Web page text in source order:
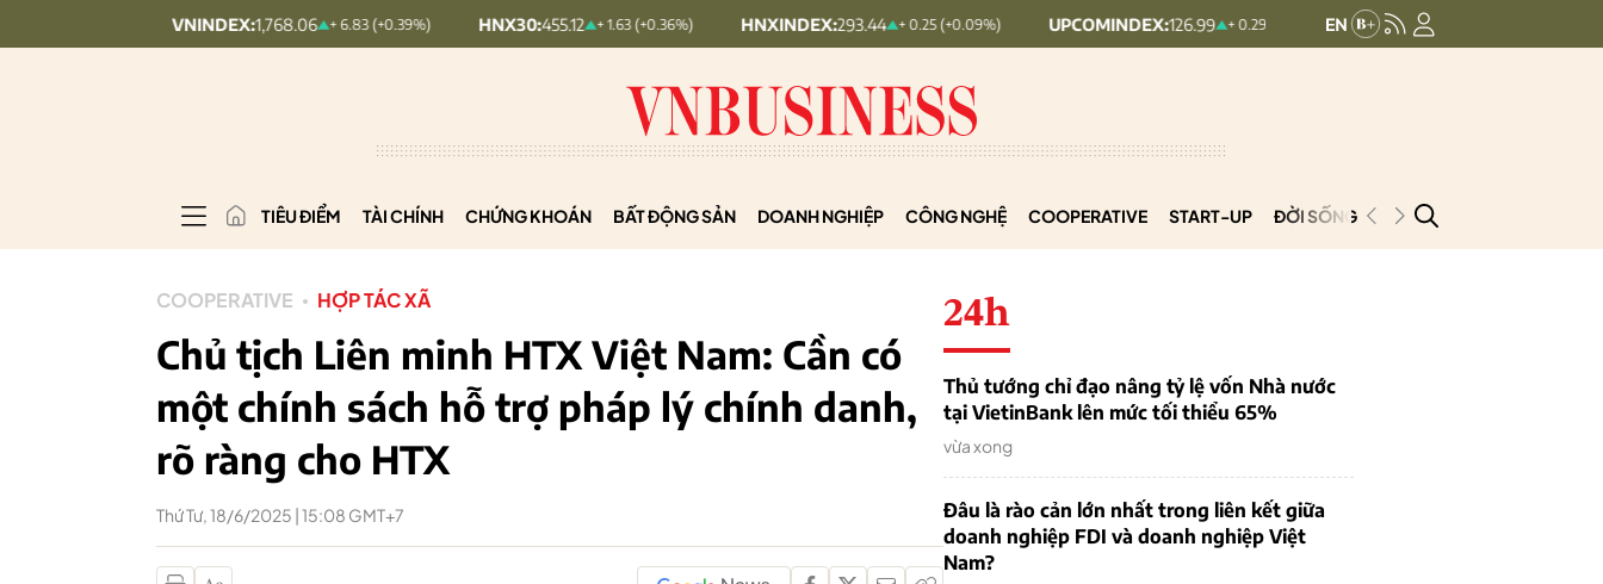
1,768.06 + 6.83 (+0.39%) HNX30: + 1.63 (+0.36%) HNXINDEX: 293.44 + 0.25 (+0.09%) UPCOMINDEX:126.99 + 0.29 (+0.23%) 1,911.09 + 9.45 (+0.5%)
TIÊU ĐIỂM TÀI CHÍNH CHỨNG KHOÁN BẤT ĐỘNG SẢN DOANH NGHIỆP CÔNG NGHỆ COOPERATIVE START-UP ĐỜI SỐNG PODCAST
COOPERATIVE HỢP TÁC XÃ
Chủ tịch Liên minh HTX Việt Nam: Cần có
một chính sách hỗ trợ pháp lý chính danh,
rõ ràng cho HTX
Thứ Tư, 18/6/2025 | 15:08 GMT+7
24h
Thủ tướng chỉ đạo nâng tỷ lệ vốn Nhà nước
tại VietinBank lên mức tối thiểu 65%
vừa xong
Đâu là rào cản lớn nhất trong liên kết giữa
doanh nghiệp FDI và doanh nghiệp Việt
Nam?